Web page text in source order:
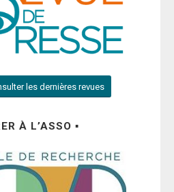
les dernières revues
À L’ASSO ▪